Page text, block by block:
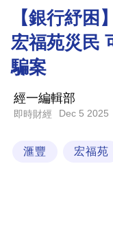
財
商
技
場
【銀行紓困
宏福苑災民
騙案
經一編輯部
即時財經 Dec 5 2025
滙豐 宏福苑